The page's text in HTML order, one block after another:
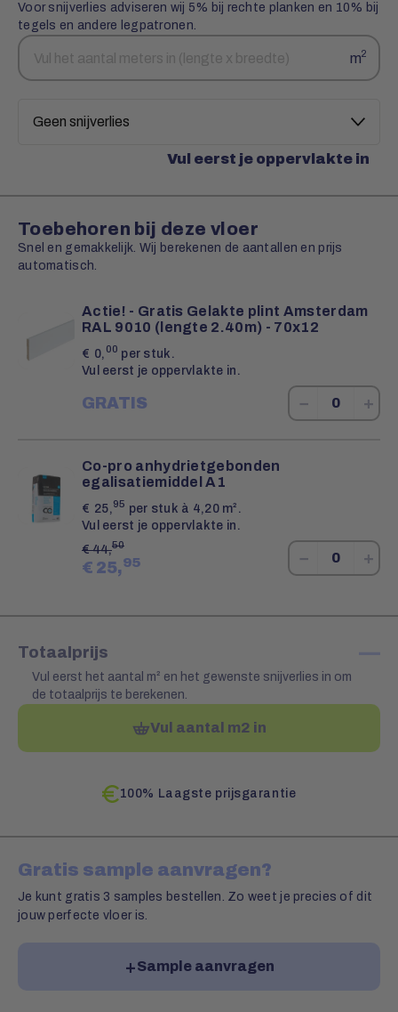
Voor snijverlies adviseren wij 5% bij rechte planken en 10% bij
tegels en andere legpatronen.
Aantal
vierkante
m2
Snijverlies
Vul eerst je oppervlakte in
Toebehoren bij deze vloer
Snel en gemakkelijk. Wij berekenen de aantallen en prijs
automatisch.
Actie! - Gratis Gelakte plint Amsterdam
RAL 9010 (lengte 2.40m) - 70x12
€ 0, 00 per stuk.
Vul eerst je oppervlakte in.
GRATIS − +
Co-pro anhydrietgebonden
egalisatiemiddel A1
€ 25, 95 per stuk à 4,20 m².
Vul eerst je oppervlakte in.
€44,50
€ 25,95 − +
Totaalprijs —
Vul eerst het aantal m² en het gewenste snijverlies in om
de totaalprijs te berekenen.
Vul aantal m2 in
100% Laagste prijsgarantie
Gratis sample aanvragen?
Je kunt gratis 3 samples bestellen. Zo weet je precies of dit
jouw perfecte vloer is.
Sample aanvragen